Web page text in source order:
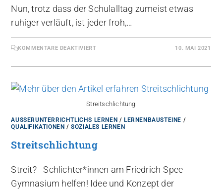
Nun, trotz dass der Schulalltag zumeist etwas
ruhiger verläuft, ist jeder froh,…
KOMMENTARE DEAKTIVIERT 10. MAI 2021
Streitschlichtung
AUSSERUNTERRICHTLICHS LERNEN / LERNENBAUSTEINE /
QUALIFIKATIONEN /SOZIALES LERNEN
Streitschlichtung
Streit? - Schlichter*innen am Friedrich-Spee-
Gymnasium helfen! Idee und Konzept der